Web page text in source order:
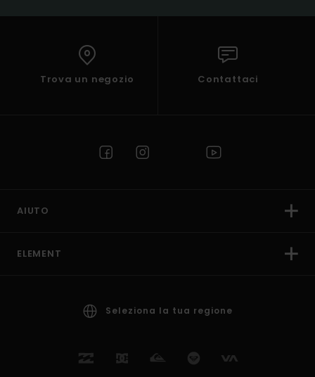
Trova un negozio Contattaci
AIUTO
ELEMENT
Seleziona la tua regione